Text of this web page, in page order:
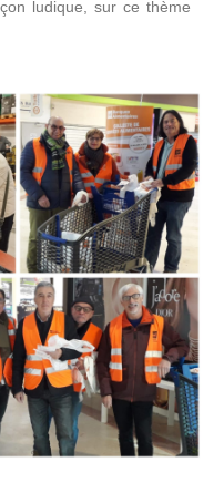
ludique, sur ce thème